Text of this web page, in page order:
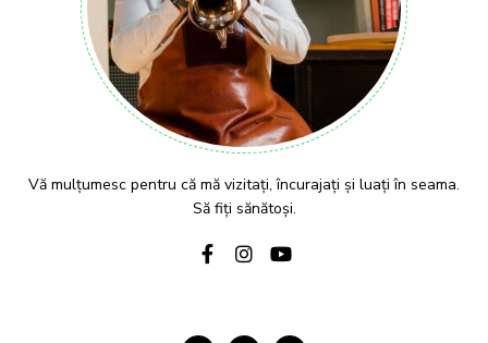
Vă mulțumesc pentru că mă vizitați, încurajați și luați în seama.
Să fiți sănătoși.